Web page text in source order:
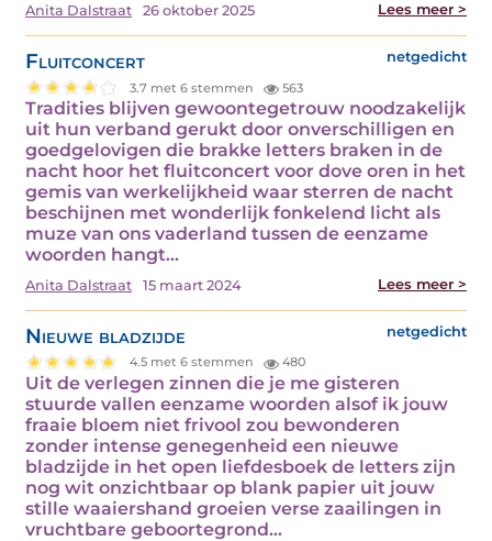
Anita Dalstraat 26 oktober 2025 Lees meer >
Fluitconcert netgedicht
3.7 met 6 stemmen 563
Tradities blijven gewoontegetrouw noodzakelijk
uit hun verband gerukt door onverschilligen en
goedgelovigen die brakke letters braken in de
nacht hoor het fluitconcert voor dove oren in het
gemis van werkelijkheid waar sterren de nacht
beschijnen met wonderlijk fonkelend licht als
muze van ons vaderland tussen de eenzame
woorden hangt…
Anita Dalstraat 15 maart 2024 Lees meer >
Nieuwe bladzijde netgedicht
4.5 met 6 stemmen 480
Uit de verlegen zinnen die je me gisteren
stuurde vallen eenzame woorden alsof ik jouw
fraaie bloem niet frivool zou bewonderen
zonder intense genegenheid een nieuwe
bladzijde in het open liefdesboek de letters zijn
nog wit onzichtbaar op blank papier uit jouw
stille waaiershand groeien verse zaailingen in
vruchtbare geboortegrond…